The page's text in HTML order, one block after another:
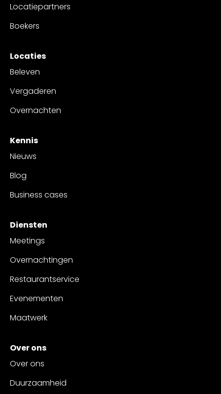
Locatiepartners
Boekers
Locaties
Beleven
Vergaderen
Overnachten
Kennis
Nieuws
Blog
Business cases
Diensten
Meetings
Overnachtingen
Restaurantservice
Evenementen
Maatwerk
Over ons
Over ons
Duurzaamheid